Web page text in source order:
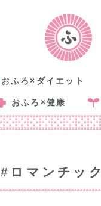
おふろ×ダイエット
おふろ×健康
#ロマンチック